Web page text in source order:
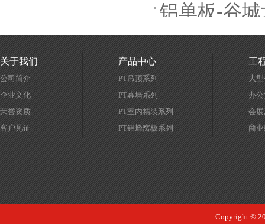
铝单板-谷
关于我们
公司简介
企业文化
荣誉资质
客户见证
产品中心
PT吊顶系列
PT幕墙系列
PT室内精装系列
PT铝蜂窝板系列
工
大
办
会
商
Copyright ©